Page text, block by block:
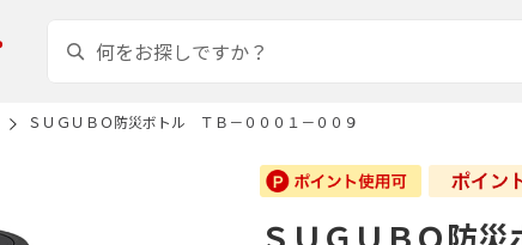
ＳＵＧＵＢＯ防災ボトル ＴＢ－０００１－００９
ＳＵＧＵＢＯ防